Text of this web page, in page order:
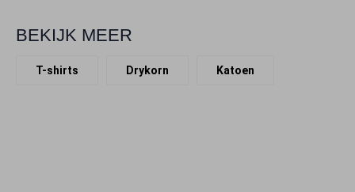
BEKIJK MEER
T-shirts Drykorn Katoen